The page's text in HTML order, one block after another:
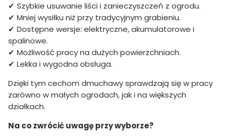
✔ Szybkie usuwanie liści i zanieczyszczeń z ogrodu.
✔ Mniej wysiłku niż przy tradycyjnym grabieniu.
✔ Dostępne wersje: elektryczne, akumulatorowe i
spalinowe.
✔ Możliwość pracy na dużych powierzchniach.
✔ Lekka i wygodna obsługa.
Dzięki tym cechom dmuchawy sprawdzają się w pracy
zarówno w małych ogrodach, jak i na większych
działkach.
Na co zwrócić uwagę przy wyborze?